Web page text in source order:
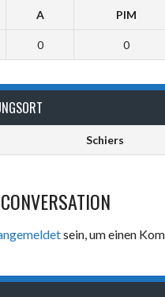
A PIM
0 0
Schiers
sein, um einen